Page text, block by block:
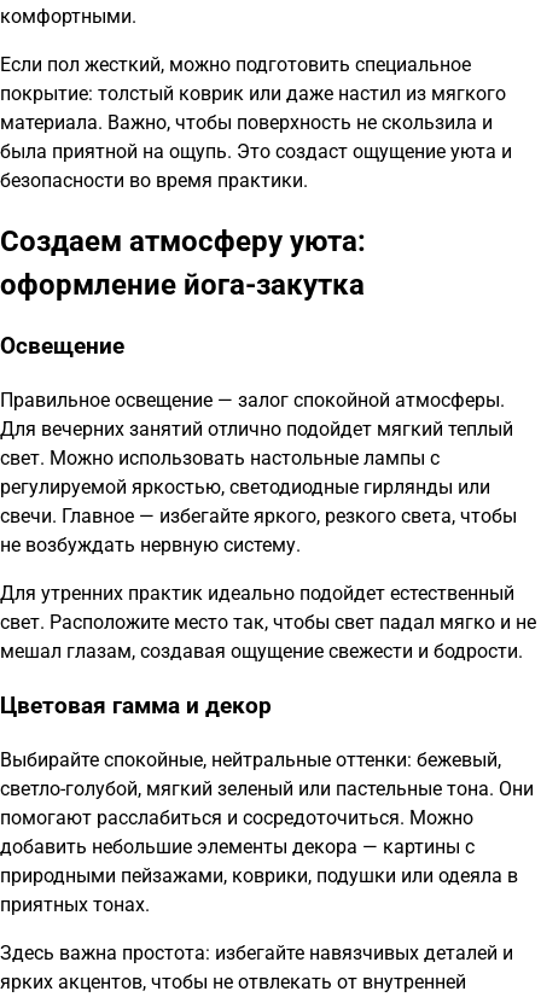
комфортными.
Если пол жесткий, можно подготовить специальное
покрытие: толстый коврик или даже настил из мягкого
материала. Важно, чтобы поверхность не скользила и
была приятной на ощупь. Это создаст ощущение уюта и
безопасности во время практики.
Создаем атмосферу уюта:
оформление йога-закутка
Освещение
Правильное освещение — залог спокойной атмосферы.
Для вечерних занятий отлично подойдет мягкий теплый
свет. Можно использовать настольные лампы с
регулируемой яркостью, светодиодные гирлянды или
свечи. Главное — избегайте яркого, резкого света, чтобы
не возбуждать нервную систему.
Для утренних практик идеально подойдет естественный
свет. Расположите место так, чтобы свет падал мягко и не
мешал глазам, создавая ощущение свежести и бодрости.
Цветовая гамма и декор
Выбирайте спокойные, нейтральные оттенки: бежевый,
светло-голубой, мягкий зеленый или пастельные тона. Они
помогают расслабиться и сосредоточиться. Можно
добавить небольшие элементы декора — картины с
природными пейзажами, коврики, подушки или одеяла в
приятных тонах.
Здесь важна простота: избегайте навязчивых деталей и
ярких акцентов, чтобы не отвлекать от внутренней